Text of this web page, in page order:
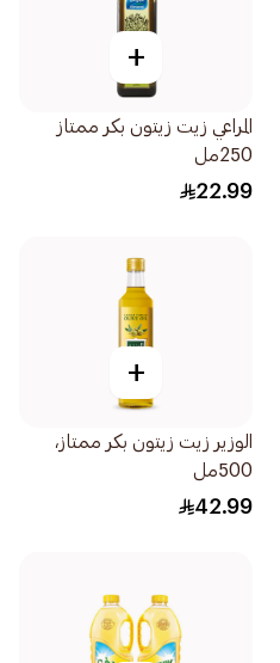
+
المراعي زيت زيتون بكر ممتاز
250مل
22.99
+
الوزير زيت زيتون بكر ممتاز،
500مل
42.99